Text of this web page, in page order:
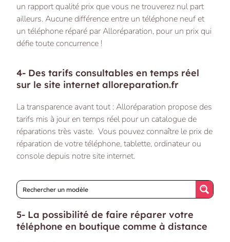
un rapport qualité prix que vous ne trouverez nul part
ailleurs. Aucune différence entre un téléphone neuf et
un téléphone réparé par Alloréparation, pour un prix qui
défie toute concurrence !
4- Des tarifs consultables en temps réel
sur le site internet alloreparation.fr
La transparence avant tout : Alloréparation propose des
tarifs mis à jour en temps réel pour un catalogue de
réparations très vaste. Vous pouvez connaître le prix de
réparation de votre téléphone, tablette, ordinateur ou
console depuis notre site internet.
5- La possibilité de faire réparer votre
téléphone en boutique comme à distance